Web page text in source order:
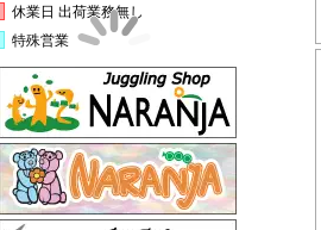
休業日 出荷業務無し
特殊営業